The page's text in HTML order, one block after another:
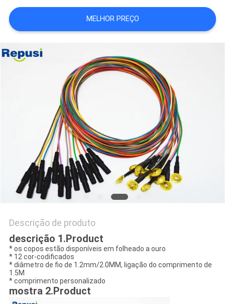
PEÇA
UMAS
CITAÇÕES
PRIVACY
POLICY
MELHOR PREÇO
Descrição de produto
descrição 1.Product
* os copos estão disponíveis em folheado a ouro
* 12 cor-codificados
* diâmetro de fio de 1.2mm/2.0MM, ligação do comprimento de
1.5M
* comprimento personalizado
mostra 2.Product